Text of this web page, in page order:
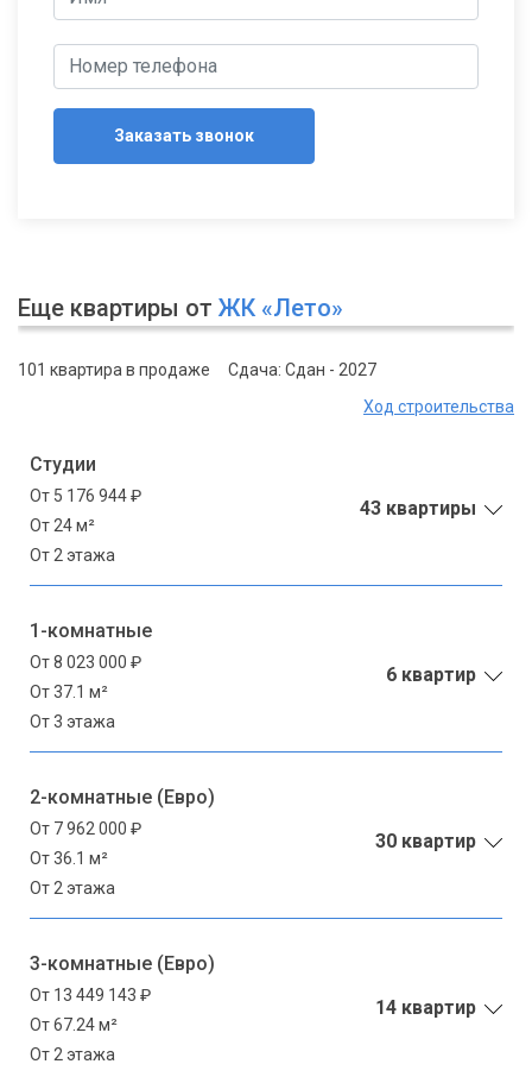
Заказать звонок
Еще квартиры от ЖК «Лето»
101 квартира в продаже
Сдача: Сдан - 2027
Ход строительства
Студии
От 5 176 944 ₽
От 24 м²
От 2 этажа
43 квартиры
1-комнатные
От 8 023 000 ₽
От 37.1 м²
От 3 этажа
6 квартир
2-комнатные (Евро)
От 7 962 000 ₽
От 36.1 м²
От 2 этажа
30 квартир
3-комнатные (Евро)
От 13 449 143 ₽
От 67.24 м²
От 2 этажа
14 квартир